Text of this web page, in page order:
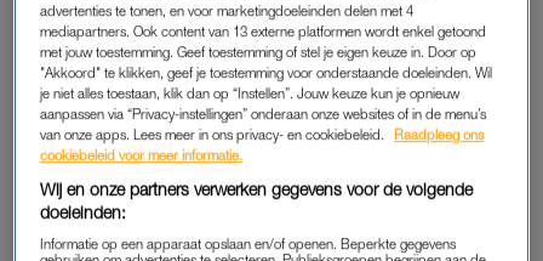
Hij vindt de opvoeding niet lastig, maar dat komt vooral door
zijn vrouw. “Ik ben heel blij met Selly, want wij zijn het eigenlijk
altijd eens met elkaar. Selly is supergoed, is fantastisch. Die
kan dat heel geweldig. Ik denk dat ik eerder, hoewel dat een
cliché is, achter haar aan loop.”
advertenties te tonen, en voor marketingdoeleinden delen met 4
mediapartners. Ook content van 13 externe platformen wordt enkel getoond
met jouw toestemming. Geef toestemming of stel je eigen keuze in. Door op
"Akkoord" te klikken, geef je toestemming voor onderstaande doeleinden. Wil
je niet alles toestaan, klik dan op “Instellen”. Jouw keuze kun je opnieuw
aanpassen via “Privacy-instellingen” onderaan onze websites of in de menu’s
van onze apps. Lees meer in ons privacy- en cookiebeleid.
Raadpleeg ons
cookiebeleid voor meer informatie.
Wij en onze partners verwerken gegevens voor de volgende
doeleinden:
Informatie op een apparaat opslaan en/of openen. Beperkte gegevens